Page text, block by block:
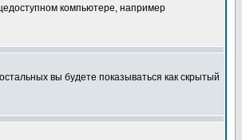
компьютере, например
вы будете показываться как скрытый